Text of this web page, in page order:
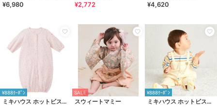
¥6,980 ¥2,772 ¥4,620
¥888ｸｰﾎﾟﾝ
ミキハウス ホットビスケッツ
SALE
スウィートマミー
¥888ｸｰﾎﾟﾝ
ミキハウス ホットビスケッツ